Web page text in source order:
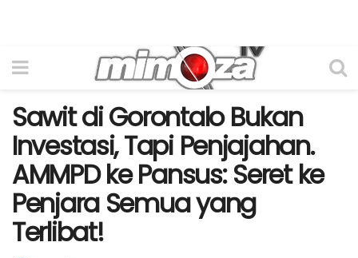
Sawit di Gorontalo Bukan
Investasi, Tapi Penjajahan.
AMMPD ke Pansus: Seret ke
Penjara Semua yang
Terlibat!